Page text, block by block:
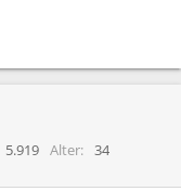
5.919 Alter
34